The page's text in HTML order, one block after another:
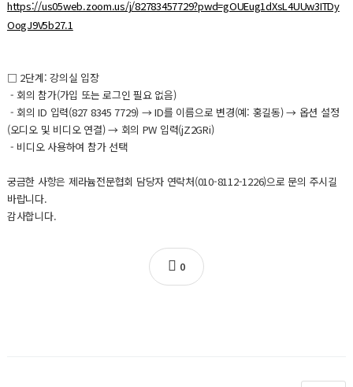
https://us05web.zoom.us/j/82783457729?pwd=gOUEug1dXsL4UUw3ITDy
OogJ9V5b27.1
□ 2단계: 강의실 입장
- 회의 참가(가입 또는 로그인 필요 없음)
- 회의 ID 입력(827 8345 7729) → ID를 이름으로 변경(예: 홍길동) → 옵션 설정
(오디오 및 비디오 연결) → 회의 PW 입력(jZ2GRi)
- 비디오 사용하여 참가 선택
궁금한 사항은 제라늄전문협회 담당자 연락처(010-8112-1226)으로 문의 주시길
바랍니다.
감사합니다.
0